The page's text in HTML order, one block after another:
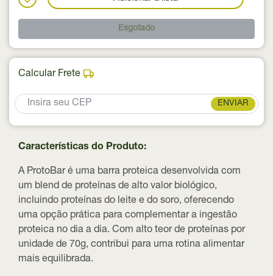
Esgotado
Calcular Frete
ENVIAR
Características do Produto:
A ProtoBar é uma barra proteica desenvolvida com
um blend de proteínas de alto valor biológico,
incluindo proteínas do leite e do soro, oferecendo
uma opção prática para complementar a ingestão
proteica no dia a dia. Com alto teor de proteínas por
unidade de 70g, contribui para uma rotina alimentar
mais equilibrada.